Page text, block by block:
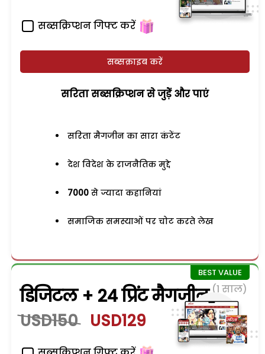
सब्सक्रिप्शन गिफ्ट करें
सब्सक्राइब करें
सरिता सब्सक्रिप्शन से जुड़ेें और पाएं
सरिता मैगजीन का सारा कंटेंट
देश विदेश के राजनैतिक मुद्दे
7000 से ज्यादा कहानियां
समाजिक समस्याओं पर चोट करते लेख
डिजिटल + 24 प्रिंट मैगजीन (1 साल)
USD150 USD129